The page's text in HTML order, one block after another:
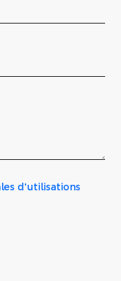
d'utilisations